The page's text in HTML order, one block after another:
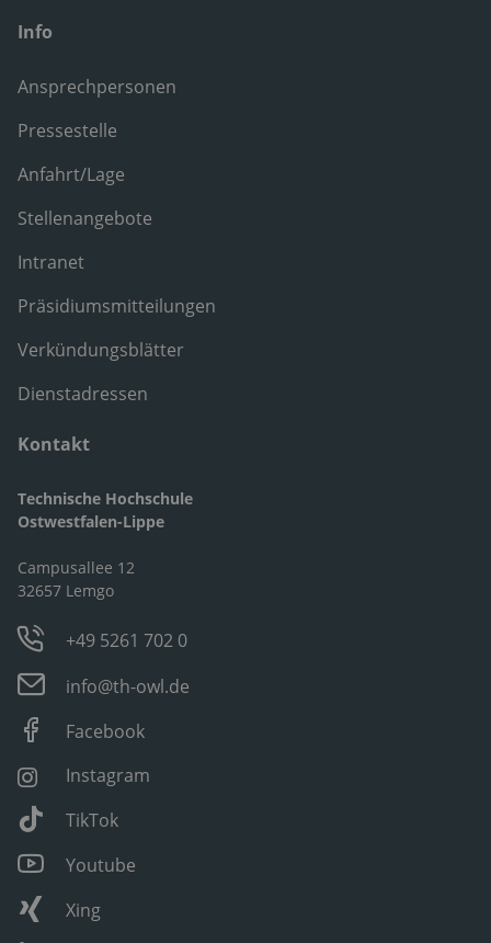
Info
Ansprechpersonen
Pressestelle
Anfahrt/Lage
Stellenangebote
Intranet
Präsidiumsmitteilungen
Verkündungsblätter
Dienstadressen
Kontakt
Technische Hochschule
Ostwestfalen-Lippe
Campusallee 12
32657 Lemgo
+49 5261 702 0
info@th-owl.de
Facebook
Instagram
TikTok
Youtube
Xing